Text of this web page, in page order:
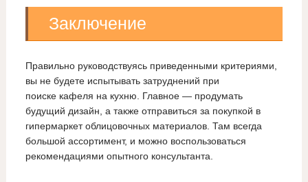
Заключение
Правильно руководствуясь приведенными критериями,
вы не будете испытывать затруднений при
поиске кафеля на кухню. Главное — продумать
будущий дизайн, а также отправиться за покупкой в
гипермаркет облицовочных материалов. Там всегда
большой ассортимент, и можно воспользоваться
рекомендациями опытного консультанта.